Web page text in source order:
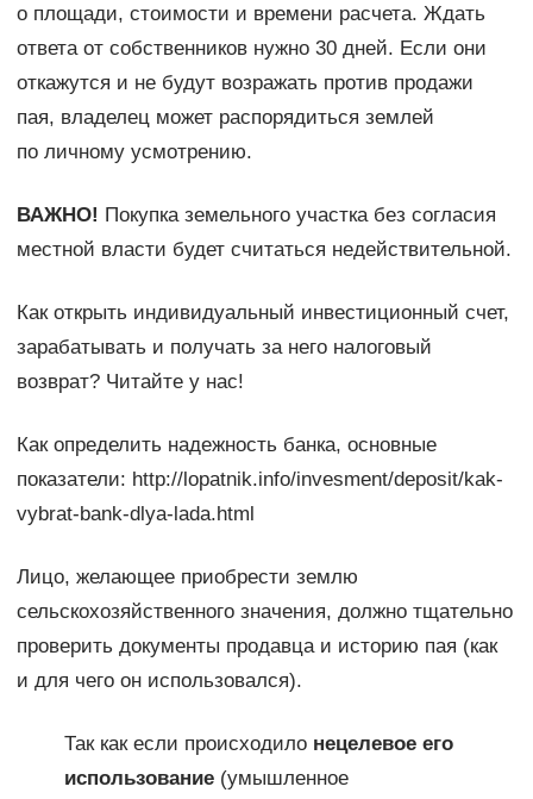
о площади, стоимости и времени расчета. Ждать
ответа от собственников нужно 30 дней. Если они
откажутся и не будут возражать против продажи
пая, владелец может распорядиться землей
по личному усмотрению.
ВАЖНО! Покупка земельного участка без согласия
местной власти будет считаться недействительной.
Как открыть индивидуальный инвестиционный счет,
зарабатывать и получать за него налоговый
возврат? Читайте у нас!
Как определить надежность банка, основные
показатели: http://lopatnik.info/invesment/deposit/kak-
vybrat-bank-dlya-lada.html
Лицо, желающее приобрести землю
сельскохозяйственного значения, должно тщательно
проверить документы продавца и историю пая (как
и для чего он использовался).
Так как если происходило нецелевое его
использование(умышленное